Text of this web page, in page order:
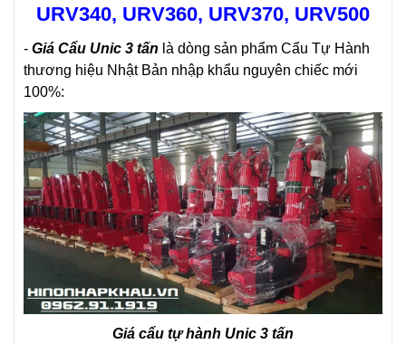
URV340, URV360, URV370, URV500
- Giá Cẩu Unic 3 tấn là dòng sản phẩm Cẩu Tự Hành
thương hiệu Nhật Bản nhập khẩu nguyên chiếc mới
100%:
Giá cẩu tự hành Unic 3 tấn